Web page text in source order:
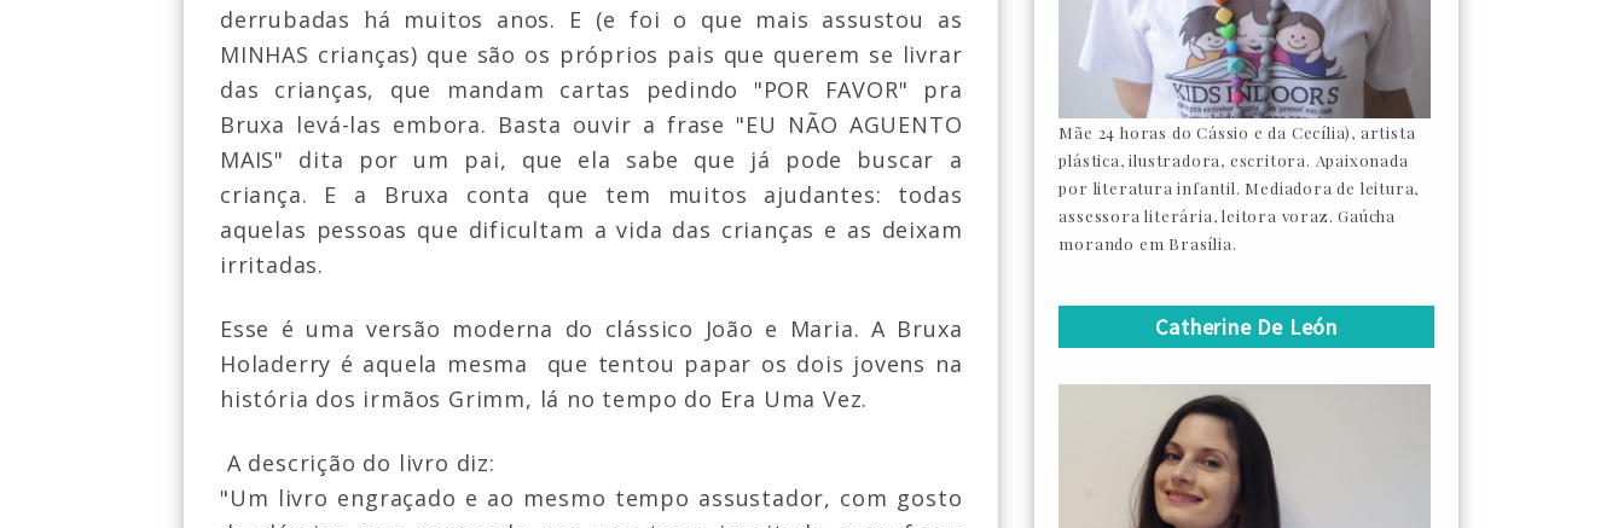
derrubadas há muitos anos. E (e foi o que mais assustou as
MINHAS crianças) que são os próprios pais que querem se livrar
das crianças, que mandam cartas pedindo "POR FAVOR" pra
Bruxa levá-las embora. Basta ouvir a frase "EU NÃO AGUENTO
MAIS" dita por um pai, que ela sabe que já pode buscar a
criança. E a Bruxa conta que tem muitos ajudantes: todas
aquelas pessoas que dificultam a vida das crianças e as deixam
irritadas.
Esse é uma versão moderna do clássico João e Maria.A Bruxa
Holaderry é aquela mesma que tentou papar os dois jovens na
história dos irmãos Grimm, lá no tempo do Era Uma Vez.
A descrição do livro diz:
"Um livro engraçado e ao mesmo tempo assustador, com gosto
Mãe 24 horas do Cássio e da Cecília), artista
plástica, ilustradora, escritora. Apaixonada
por literatura infantil. Mediadora de leitura,
assessora literária, leitora voraz. Gaúcha
morando em Brasília.
Catherine De León